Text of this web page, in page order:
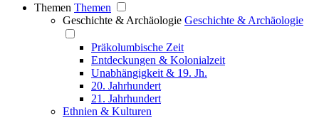
Themen Themen
Geschichte & Archäologie Geschichte & Archäologie
Präkolumbische Zeit
Entdeckungen & Kolonialzeit
Unabhängigkeit & 19. Jh.
20. Jahrhundert
21. Jahrhundert
Ethnien & Kulturen